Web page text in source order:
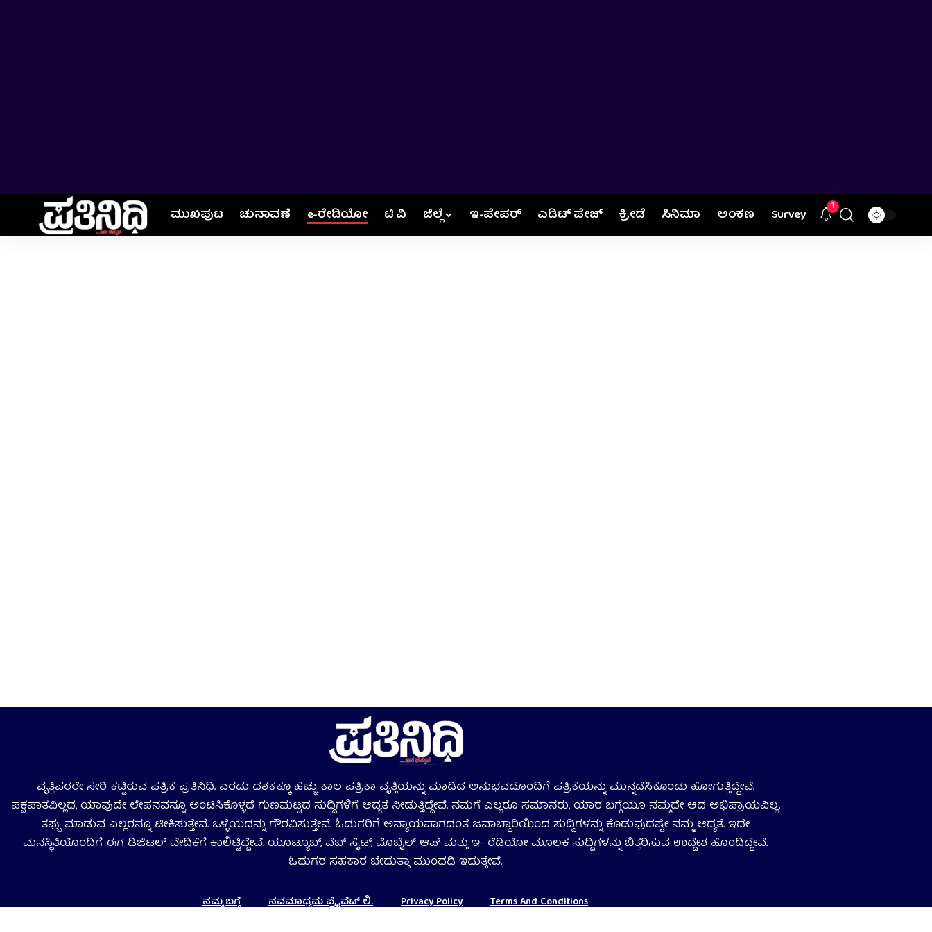
ಮುಖಪುಟ ಚುನಾವಣೆ e-ರೇಡಿಯೋ ಟಿ ವಿ ಜಿಲ್ಲೆ ಇ-ಪೇಪರ್ ಎಡಿಟ್‌ ಪೇಜ್‌ ಕ್ರೀಡೆ ಸಿನಿಮಾ ಅಂಕಣ Survey 1
ವೃತ್ತಿಪರರೇ ಸೇರಿ ಕಟ್ಟಿರುವ ಪತ್ರಿಕೆ ಪ್ರತಿನಿಧಿ. ಎರಡು ದಶಕಕ್ಕೂ ಹೆಚ್ಚು ಕಾಲ ಪತ್ರಿಕಾ ವೃತ್ತಿಯನ್ನು ಮಾಡಿದ ಅನುಭವದೊಂದಿಗೆ ಪತ್ರಿಕೆಯನ್ನು ಮುನ್ನಡೆಸಿಕೊಂಡು ಹೋಗುತ್ತಿದ್ದೇವೆ.
ಪಕ್ಷಪಾತವಿಲ್ಲದ, ಯಾವುದೇ ಲೇಪನವನ್ನೂ ಅಂಟಿಸಿಕೊಳ್ಳದೆ ಗುಣಮಟ್ಟದ ಸುದ್ದಿಗಳಿಗೆ ಆದ್ಯತೆ ನೀಡುತ್ತಿದ್ದೇವೆ. ನಮಗೆ ಎಲ್ಲರೂ ಸಮಾನರು, ಯಾರ ಬಗ್ಗೆಯೂ ನಮ್ಮದೇ ಆದ ಅಭಿಪ್ರಾಯವಿಲ್ಲ.
ತಪ್ಪು ಮಾಡುವ ಎಲ್ಲರನ್ನೂ ಟೀಕಿಸುತ್ತೇವೆ. ಒಳ್ಳೆಯದನ್ನು ಗೌರವಿಸುತ್ತೇವೆ. ಓದುಗರಿಗೆ ಅನ್ಯಾಯವಾಗದಂತೆ ಜವಾಬ್ದಾರಿಯಿಂದ ಸುದ್ದಿಗಳನ್ನು ಕೊಡುವುದಷ್ಟೇ ನಮ್ಮ ಆದ್ಯತೆ. ಇದೇ
ಮನಸ್ಥಿತಿಯೊಂದಿಗೆ ಈಗ ಡಿಜಿಟಲ್‌ ವೇದಿಕೆಗೆ ಕಾಲಿಟ್ಟಿದ್ದೇವೆ. ಯೂಟ್ಯೂಬ್‌, ವೆಬ್ ಸೈಟ್‌, ಮೊಬೈಲ್‌ ಆಪ್‌ ಮತ್ತು ಇ- ರೆಡಿಯೋ ಮೂಲಕ ಸುದ್ದಿಗಳನ್ನು ಬಿತ್ತರಿಸುವ ಉದ್ದೇಶ ಹೊಂದಿದ್ದೇವೆ.
ಓದುಗರ ಸಹಕಾರ ಬೇಡುತ್ತಾ ಮುಂದಡಿ ಇಡುತ್ತೇವೆ.
ನಮ್ಮ ಬಗ್ಗೆ ನವಮಾಧ್ಯಮ ಪ್ರೈವೆಟ್‌ ಲಿ. Privacy Policy Terms And Conditions